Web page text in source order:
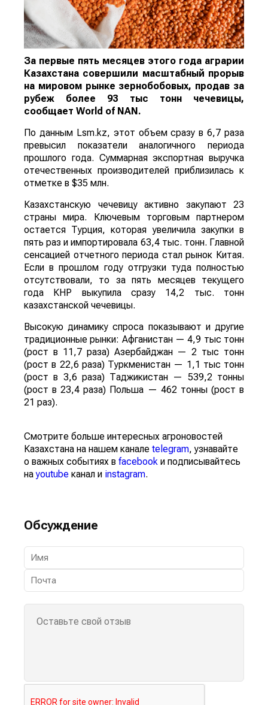
За первые пять месяцев этого года аграрии
Казахстана совершили масштабный прорыв
на мировом рынке зернобобовых, продав за
рубеж более 93 тыс тонн чечевицы,
сообщает World of NAN.
По данным Lsm.kz, этот объем сразу в 6,7 раза
превысил показатели аналогичного периода
прошлого года. Суммарная экспортная выручка
отечественных производителей приблизилась к
отметке в $35 млн.
Казахстанскую чечевицу активно закупают 23
страны мира. Ключевым торговым партнером
остается Турция, которая увеличила закупки в
пять раз и импортировала 63,4 тыс. тонн. Главной
сенсацией отчетного периода стал рынок Китая.
Если в прошлом году отгрузки туда полностью
отсутствовали, то за пять месяцев текущего
года КНР выкупила сразу 14,2 тыс. тонн
казахстанской чечевицы.
Высокую динамику спроса показывают и другие
традиционные рынки: Афганистан — 4,9 тыс тонн
(рост в 11,7 раза) Азербайджан — 2 тыс тонн
(рост в 22,6 раза) Туркменистан — 1,1 тыс тонн
(рост в 3,6 раза) Таджикистан — 539,2 тонны
(рост в 23,4 раза) Польша — 462 тонны (рост в
21 раз).
Смотрите больше интересных агроновостей
Казахстана на нашем канале telegram, узнавайте
о важных событиях в facebook и подписывайтесь
наyoutube канал и instagram.
Обсуждение